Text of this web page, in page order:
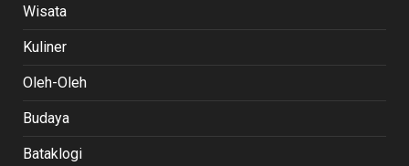
Wisata
Kuliner
Oleh-Oleh
Budaya
Bataklogi